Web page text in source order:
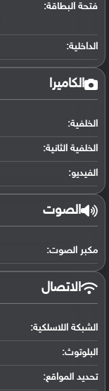
فتحة البطاقة:
الداخلية:
الكاميرا
الخلفية:
الخلفية الثانية:
الفيديو:
الصوت
مكبر الصوت:
الاتصال
الشبكة اللاسلكية:
البلوتوث:
تحديد المواقع: